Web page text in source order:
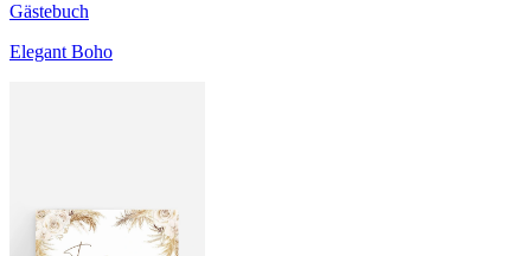
Gästebuch
Elegant Boho